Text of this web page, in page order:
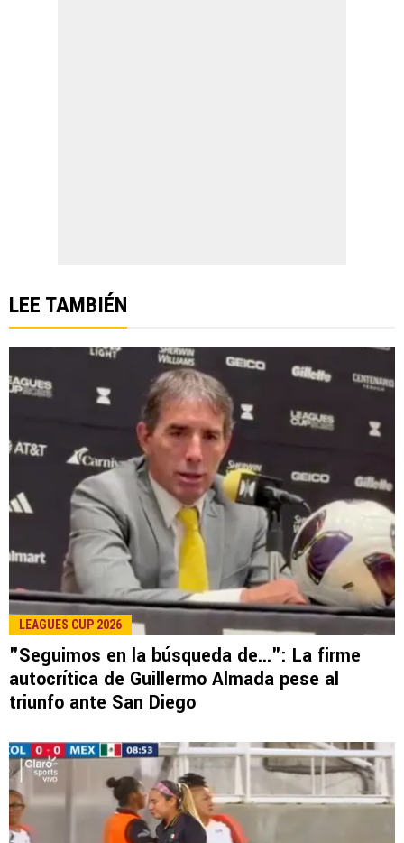
LEE TAMBIÉN
LEAGUES CUP 2026
"Seguimos en la búsqueda de...": La firme
autocrítica de Guillermo Almada pese al
triunfo ante San Diego